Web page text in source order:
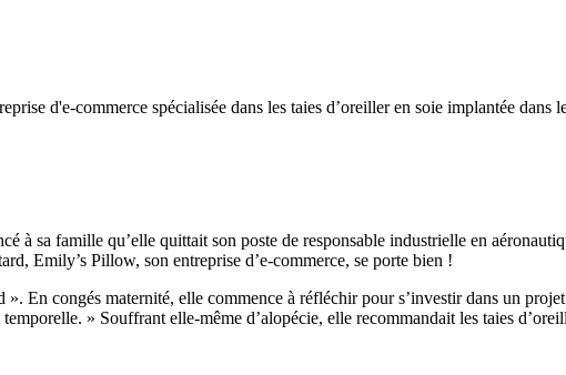
d'e-commerce spécialisée dans les taies d’oreiller en soie implantée dans
à sa famille qu’elle quittait son poste de responsable industrielle en
Emily’s Pillow, son entreprise d’e-commerce, se porte bien !
En congés maternité, elle commence à réfléchir pour s’investir dans un
» Souffrant elle-même d’alopécie, elle recommandait les taies